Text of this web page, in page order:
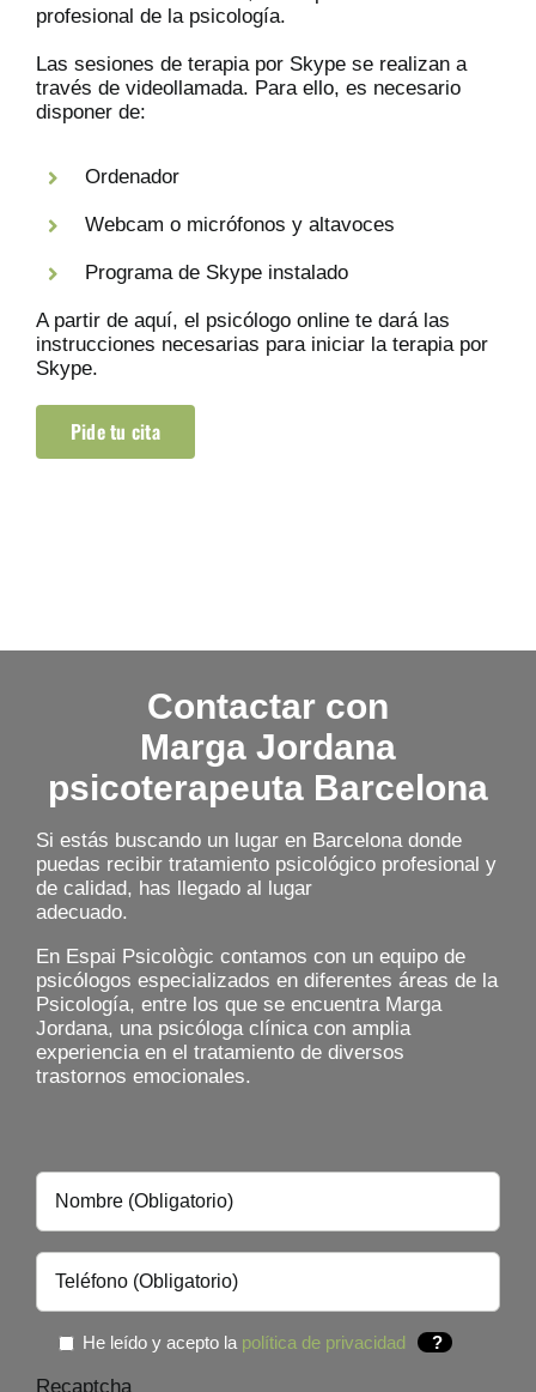
profesional de la psicología.
Las sesiones de terapia por Skype se realizan a
través de videollamada. Para ello, es necesario
disponer de:
Ordenador
Webcam o micrófonos y altavoces
Programa de Skype instalado
A partir de aquí, el psicólogo online te dará las
instrucciones necesarias para iniciar la terapia por
Skype.
Pide tu cita
Contactar con
Marga Jordana
psicoterapeuta Barcelona
Si estás buscando un lugar en Barcelona donde
puedas recibir tratamiento psicológico profesional y
de calidad, has llegado al lugar
adecuado.
En Espai Psicològic contamos con un equipo de
psicólogos especializados en diferentes áreas de la
Psicología, entre los que se encuentra Marga
Jordana, una psicóloga clínica con amplia
experiencia en el tratamiento de diversos
trastornos emocionales.
He leído y acepto la política de privacidad ?
Recaptcha